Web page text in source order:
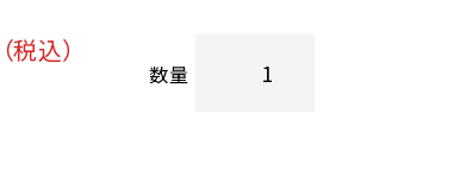
（税込）
数量